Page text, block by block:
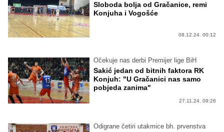
Sloboda bolja od Gračanice, remi
Konjuha i Vogošće
08.12.24. 00:12
Očekuje nas derbi Premijer lige BiH
Sakić jedan od bitnih faktora RK
Konjuh: "U Gračanici nas samo
pobjeda zanima"
27.11.24. 09:26
Odigrane četiri utakmice bh. prvenstva